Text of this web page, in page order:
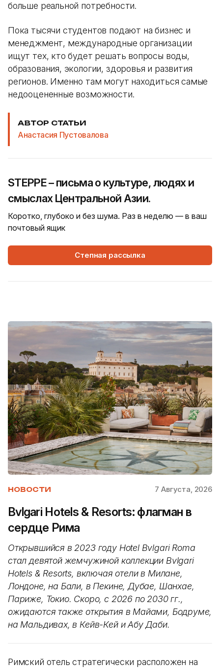
больше реальной потребности.
Пока тысячи студентов подают на бизнес и
менеджмент, международные организации
ищут тех, кто будет решать вопросы воды,
образования, экологии, здоровья и развития
регионов. Именно там могут находиться самые
недооцененные возможности.
АВТОР СТАТЬИ
Анастасия Пустовалова
STEPPE – письма о культуре, людях и
смыслах Центральной Азии.
Коротко, глубоко и без шума. Раз в неделю — в ваш
почтовый ящик
Степная рассылка
НОВОСТИ 7 Августа, 2026
Bvlgari Hotels & Resorts: флагман в
сердце Рима
Открывшийся в 2023 году Hotel Bvlgari Roma
стал девятой жемчужиной коллекции Bvlgari
Hotels & Resorts, включая отели в Милане,
Лондоне, на Бали, в Пекине, Дубае, Шанхае,
Париже, Токио. Скоро, с 2026 по 2030 гг.,
ожидаются также открытия в Майами, Бодруме,
на Мальдивах, в Кейв-Кей и Абу Даби.
Римский отель стратегически расположен на